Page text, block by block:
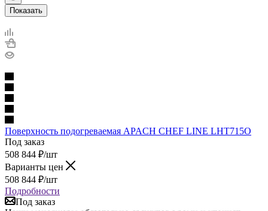
Показать
Поверхность подогреваемая APACH CHEF LINE LHT715О
Под заказ
508 844 ₽/шт
Варианты цен
508 844 ₽/шт
Подробности
Под заказ